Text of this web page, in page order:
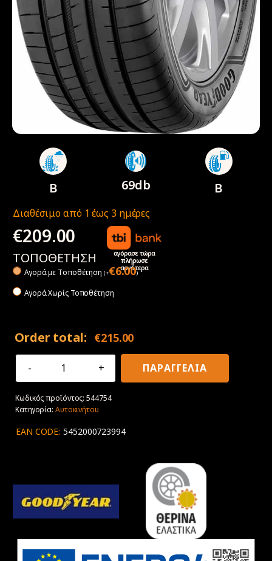
B 69db B
Διαθέσιμο από 1 έως 3 ημέρες
€209.00
αγόρασε τώρα
πλήρωσε
αργότερα
ΤΟΠΟΘΕΤΗΣΗ
Αγορά με Tοποθέτηση (+€6.00)
Αγορά Χωρίς Τοποθέτηση
Order total: €215.00
255/35R19
Goodyear
Eagle
Asymmetric
ΠΑΡΑΓΓΕΛΙΑ
Κωδικός προϊόντος:544754
Κατηγορία: Αυτοκινήτου
EAN CODE: 5452000723994